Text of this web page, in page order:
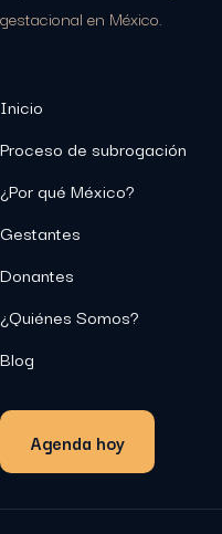
gestacional en México.
Inicio
Proceso de subrogación
¿Por qué México?
Gestantes
Donantes
¿Quiénes Somos?
Blog
Agenda hoy